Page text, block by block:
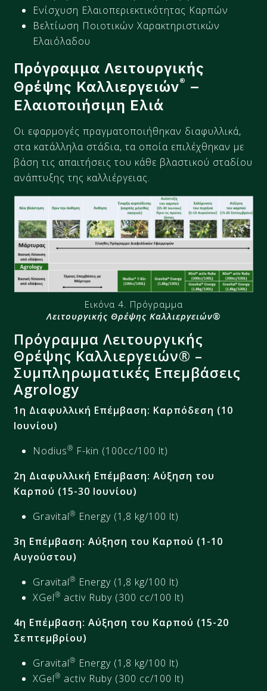
Ενίσχυση Ελαιοπεριεκτικότητας Καρπών
Βελτίωση Ποιοτικών Χαρακτηριστικών
Ελαιόλαδου
Πρόγραμμα Λειτουργικής
Θρέψης Καλλιεργειών® –
Ελαιοποιήσιμη Ελιά
Οι εφαρμογές πραγματοποιήθηκαν διαφυλλικά,
στα κατάλληλα στάδια, τα οποία επιλέχθηκαν με
βάση τις απαιτήσεις του κάθε βλαστικού σταδίου
ανάπτυξης της καλλιέργειας.
Εικόνα 4. Πρόγραμμα
Λειτουργικής Θρέψης Καλλιεργειών®
Πρόγραμμα Λειτουργικής
Θρέψης Καλλιεργειών® –
Συμπληρωματικές Επεμβάσεις
Agrology
1η Διαφυλλική Επέμβαση: Καρπόδεση (10
Ιουνίου)
Nodius® F-kin (100cc/100 lt)
2η Διαφυλλική Επέμβαση: Αύξηση του
Καρπού (15-30 Ιουνίου)
Gravital® Energy (1,8 kg/100 lt)
3η Επέμβαση: Αύξηση του Καρπού (1-10
Αυγούστου)
Gravital® Energy (1,8 kg/100 lt)
XGel® activ Ruby (300 cc/100 lt)
4η Επέμβαση: Αύξηση του Καρπού (15-20
Σεπτεμβρίου)
Gravital® Energy (1,8 kg/100 lt)
XGel® activ Ruby (300 cc/100 lt)